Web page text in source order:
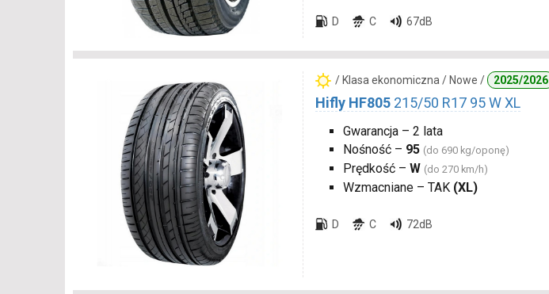
D C 67dB
/ Klasa ekonomiczna / Nowe / 2025/2026
Hifly HF805 215/50 R17 95 W XL
Gwarancja – 2 lata
Nośność – 95 (do 690 kg/oponę)
Prędkość – W (do 270 km/h)
Wzmacniane – TAK (XL)
D C 72dB